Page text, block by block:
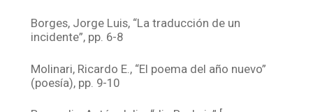
Borges, Jorge Luis, “La traducción de un
incidente”, pp. 6-8
Molinari, Ricardo E., “El poema del año nuevo”
(poesía), pp. 9-10